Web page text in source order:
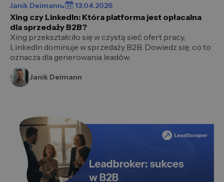
Janik Deimann 13.04.2026
Xing czy LinkedIn: Która platforma jest opłacalna
dla sprzedaży B2B?
Xing przekształciło się w czystą sieć ofert pracy,
LinkedIn dominuje w sprzedaży B2B. Dowiedz się, co to
oznacza dla generowania leadów.
Janik Deimann